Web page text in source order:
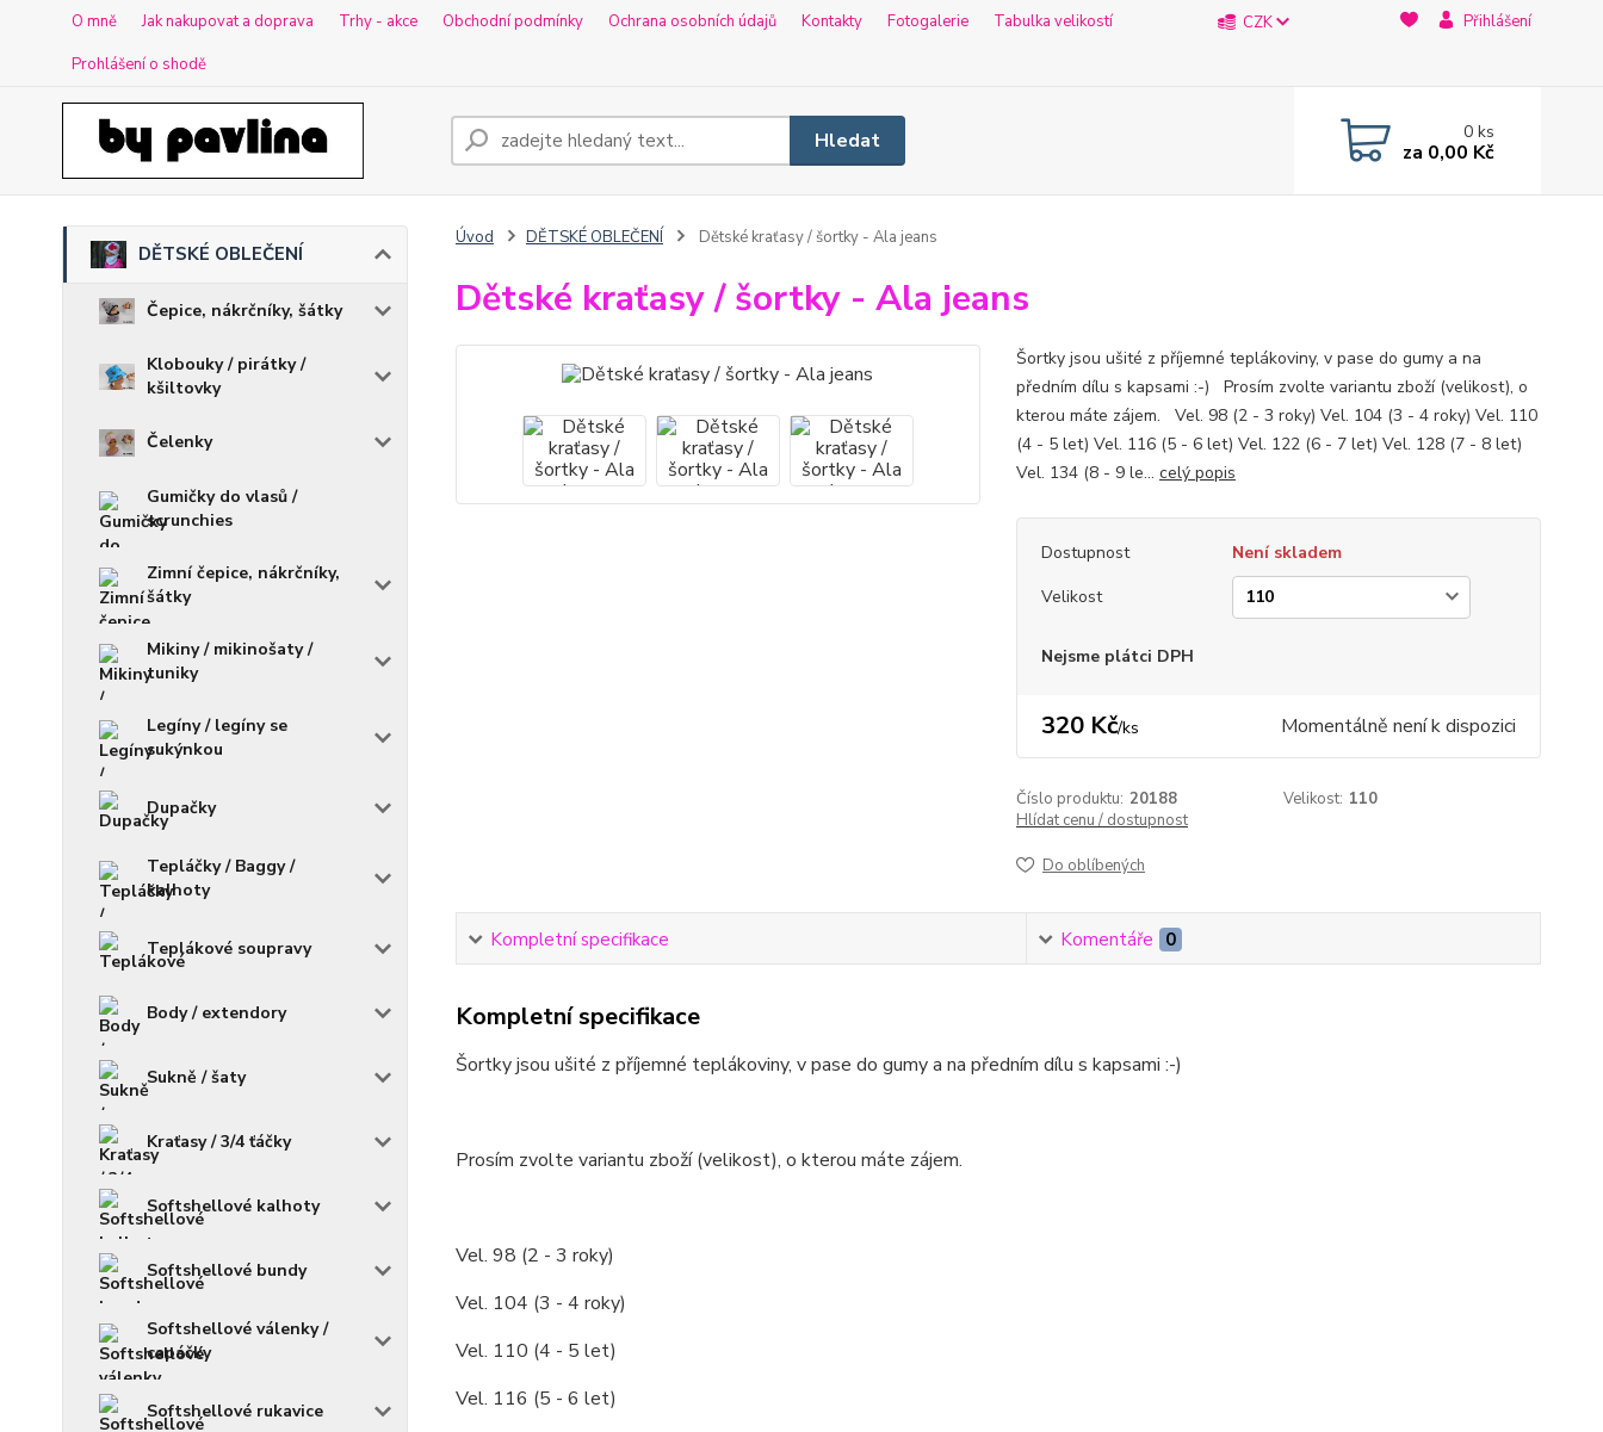
O mně Jak nakupovat a doprava Trhy - akce Obchodní podmínky Ochrana osobních údajů Kontakty Fotogalerie
Tabulka velikostí
Prohlášení o shodě
CZK Přihlášení
Hledat 0ks
za 0,00 Kč
DĚTSKÉ OBLEČENÍ
Čepice, nákrčníky, šátky
Klobouky / pirátky /
kšiltovky
Čelenky
Gumičky do vlasů /
scrunchies
Zimní čepice, nákrčníky,
šátky
Mikiny / mikinošaty /
tuniky
Legíny / legíny se
sukýnkou
Dupačky
Tepláčky / Baggy /
kalhoty
Teplákové soupravy
Body / extendory
Sukně / šaty
Kraťasy / 3/4 ťáčky
Softshellové kalhoty
Softshellové bundy
Softshellové válenky /
capáčky
Softshellové rukavice
Úvod DĚTSKÉ OBLEČENÍ Dětské kraťasy / šortky - Ala jeans
Dětské kraťasy / šortky - Ala jeans
Šortky jsou ušité z příjemné teplákoviny, v pase do gumy a na
předním dílu s kapsami :-) Prosím zvolte variantu zboží (velikost), o
kterou máte zájem. Vel. 98 (2 - 3 roky) Vel. 104 (3 - 4 roky) Vel. 110
(4 - 5 let) Vel. 116 (5 - 6 let) Vel. 122 (6 - 7 let) Vel. 128 (7 - 8 let)
Vel. 134 (8 - 9 le... celý popis
Dostupnost
Není skladem
Velikost
Nejsme plátci DPH
320 Kč/ks Momentálně není k dispozici
Číslo produktu: 20188 Velikost: 110
Hlídat cenu / dostupnost
Do oblíbených
Kompletní specifikace Komentáře 0
Kompletní specifikace
Šortky jsou ušité z příjemné teplákoviny, v pase do gumy a na předním dílu s kapsami :-)
Prosím zvolte variantu zboží (velikost), o kterou máte zájem.
Vel. 98 (2 - 3 roky)
Vel. 104 (3 - 4 roky)
Vel. 110 (4 - 5 let)
Vel. 116 (5 - 6 let)